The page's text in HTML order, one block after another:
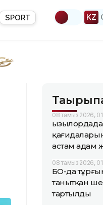
SPORT KZ
08 тамыз 2026,
астам адам
08 тамыз 2026,
БҚО-да
танытқан
тартылды